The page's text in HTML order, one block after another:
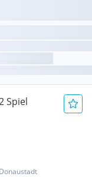
Spiel